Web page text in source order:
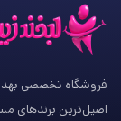
فروشگاه تخصصی
اصیل‌ترین برندهای